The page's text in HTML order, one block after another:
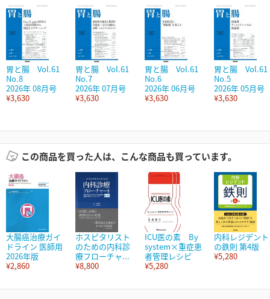
胃と腸 Vol.61
No.8
2026年 08月号
¥3,630
胃と腸 Vol.61
No.7
2026年 07月号
¥3,630
胃と腸 Vol.61
No.6
2026年 06月号
¥3,630
胃と腸 Vol.61
No.5
2026年 05月号
¥3,630
この商品を買った人は、こんな商品も買っています。
大腸癌治療ガイ
ドライン 医師用
2026年版
¥2,860
ホスピタリスト
のための内科診
療フローチャ...
¥8,800
ICU医の素 By
system×重症患
者管理レシピ
¥5,280
内科レジデント
の鉄則 第4版
¥5,280